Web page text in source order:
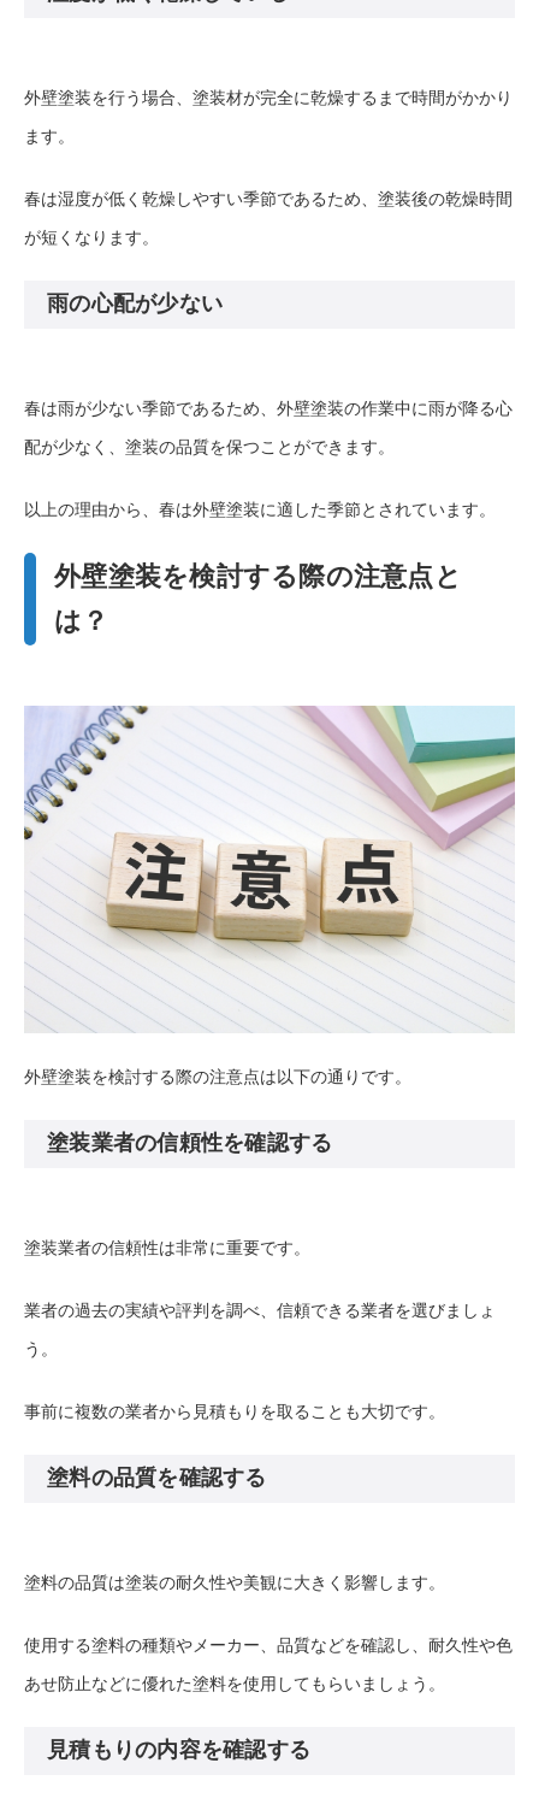
外壁塗装を行う場合、塗装材が完全に乾燥するまで時間がかかり
ます。
春は湿度が低く乾燥しやすい季節であるため、塗装後の乾燥時間
が短くなります。
雨の心配が少ない
春は雨が少ない季節であるため、外壁塗装の作業中に雨が降る心
配が少なく、塗装の品質を保つことができます。
以上の理由から、春は外壁塗装に適した季節とされています。
外壁塗装を検討する際の注意点と
は？
外壁塗装を検討する際の注意点は以下の通りです。
塗装業者の信頼性を確認する
塗装業者の信頼性は非常に重要です。
業者の過去の実績や評判を調べ、信頼できる業者を選びましょ
う。
事前に複数の業者から見積もりを取ることも大切です。
塗料の品質を確認する
塗料の品質は塗装の耐久性や美観に大きく影響します。
使用する塗料の種類やメーカー、品質などを確認し、耐久性や色
あせ防止などに優れた塗料を使用してもらいましょう。
見積もりの内容を確認する